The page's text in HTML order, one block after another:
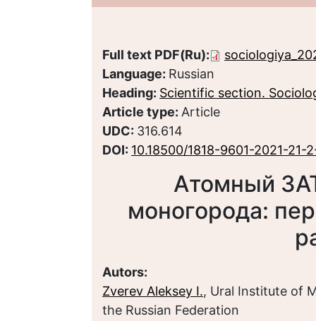
Full text PDF(Ru):
Language: Russian
Heading: Scientific section.
Article type: Article
UDC: 316.614
DOI: 10.18500/1818-9601-2021-21-
Атомный
моногорода:
Autors:
Zverev Aleksey I., Ural Institute of
the Russian Federation